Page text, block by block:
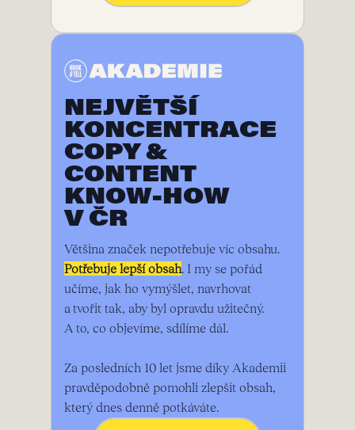
NEJVĚTŠÍ
KONCENTRACE
COPY &
CONTENT
KNOW-HOW
V ČR
Většina značek nepotřebuje víc obsahu.
Potřebuje lepší obsah. I my se pořád
učíme, jak ho vymýšlet, navrhovat
a tvořit tak, aby byl opravdu užitečný.
A to, co objevíme, sdílíme dál.
Za posledních 10 let jsme díky Akademii
pravděpodobně pomohli zlepšit obsah,
který dnes denně potkáváte.